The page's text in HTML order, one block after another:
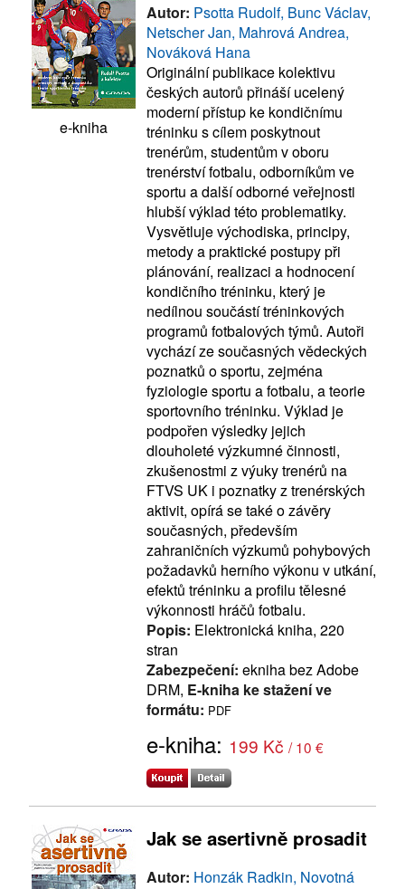
e-kniha
Autor: Psotta Rudolf, Bunc Václav,
Netscher Jan, Mahrová Andrea,
Nováková Hana
Originální publikace kolektivu
českých autorů přináší ucelený
moderní přístup ke kondičnímu
tréninku s cílem poskytnout
trenérům, studentům v oboru
trenérství fotbalu, odborníkům ve
sportu a další odborné veřejnosti
hlubší výklad této problematiky.
Vysvětluje východiska, principy,
metody a praktické postupy při
plánování, realizaci a hodnocení
kondičního tréninku, který je
nedílnou součástí tréninkových
programů fotbalových týmů. Autoři
vychází ze současných vědeckých
poznatků o sportu, zejména
fyziologie sportu a fotbalu, a teorie
sportovního tréninku. Výklad je
podpořen výsledky jejich
dlouholeté výzkumné činnosti,
zkušenostmi z výuky trenérů na
FTVS UK i poznatky z trenérských
aktivit, opírá se také o závěry
současných, především
zahraničních výzkumů pohybových
požadavků herního výkonu v utkání,
efektů tréninku a profilu tělesné
výkonnosti hráčů fotbalu.
Popis: Elektronická kniha, 220
stran
Zabezpečení: ekniha bez Adobe
DRM, E-kniha ke stažení ve
formátu: PDF
e-kniha: 199 Kč / 10 €
Jak se asertivně prosadit
Autor: Honzák Radkin, Novotná